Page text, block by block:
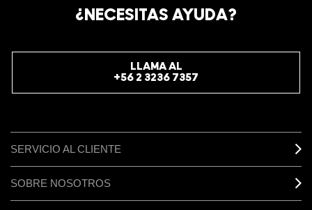
REGÍSTRATE AHORA PARA RECIBIR INFORMACIÓN
¿NECESITAS AYUDA?
LLAMA AL
+56 2 3236 7357
SERVICIO AL CLIENTE
SOBRE NOSOTROS